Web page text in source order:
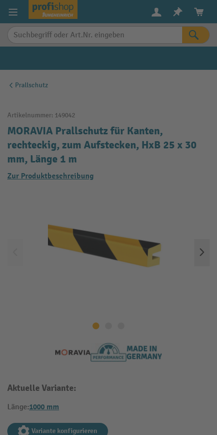
springen
Prallschutz
Artikelnummer: 149042
MORAVIA Prallschutz für Kanten,
rechteckig, zum Aufstecken, HxB 25 x 30
mm, Länge 1 m
Zur Produktbeschreibung
Aktuelle Variante:
Länge:1000 mm
Variante konfigurieren